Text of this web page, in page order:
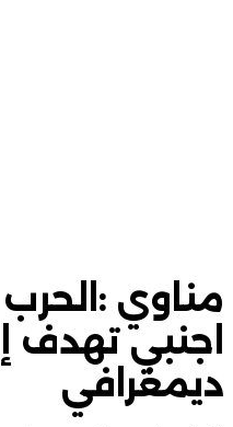
مناوي :الحرب
اجنبي تهدف
ديمغرافي